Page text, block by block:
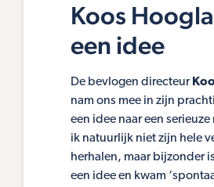
Koos
een idee
De bevlogen directeur
nam ons mee in zijn
een idee naar een
ik natuurlijk niet zijn hele
herhalen, maar bijzonder
een idee en kwam